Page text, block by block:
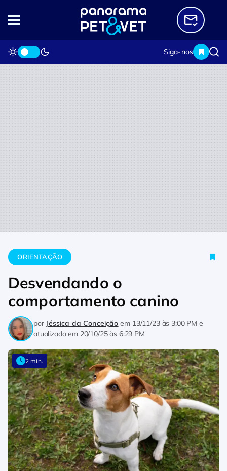
Siga-nos
Home Orientação Desvendando o comportamento canino
ORIENTAÇÃO
Desvendando o
comportamento canino
por Jéssica da Conceição em 13/11/23 às 3:00 PM e
atualizado em 20/10/25 às 6:29 PM
2 min.